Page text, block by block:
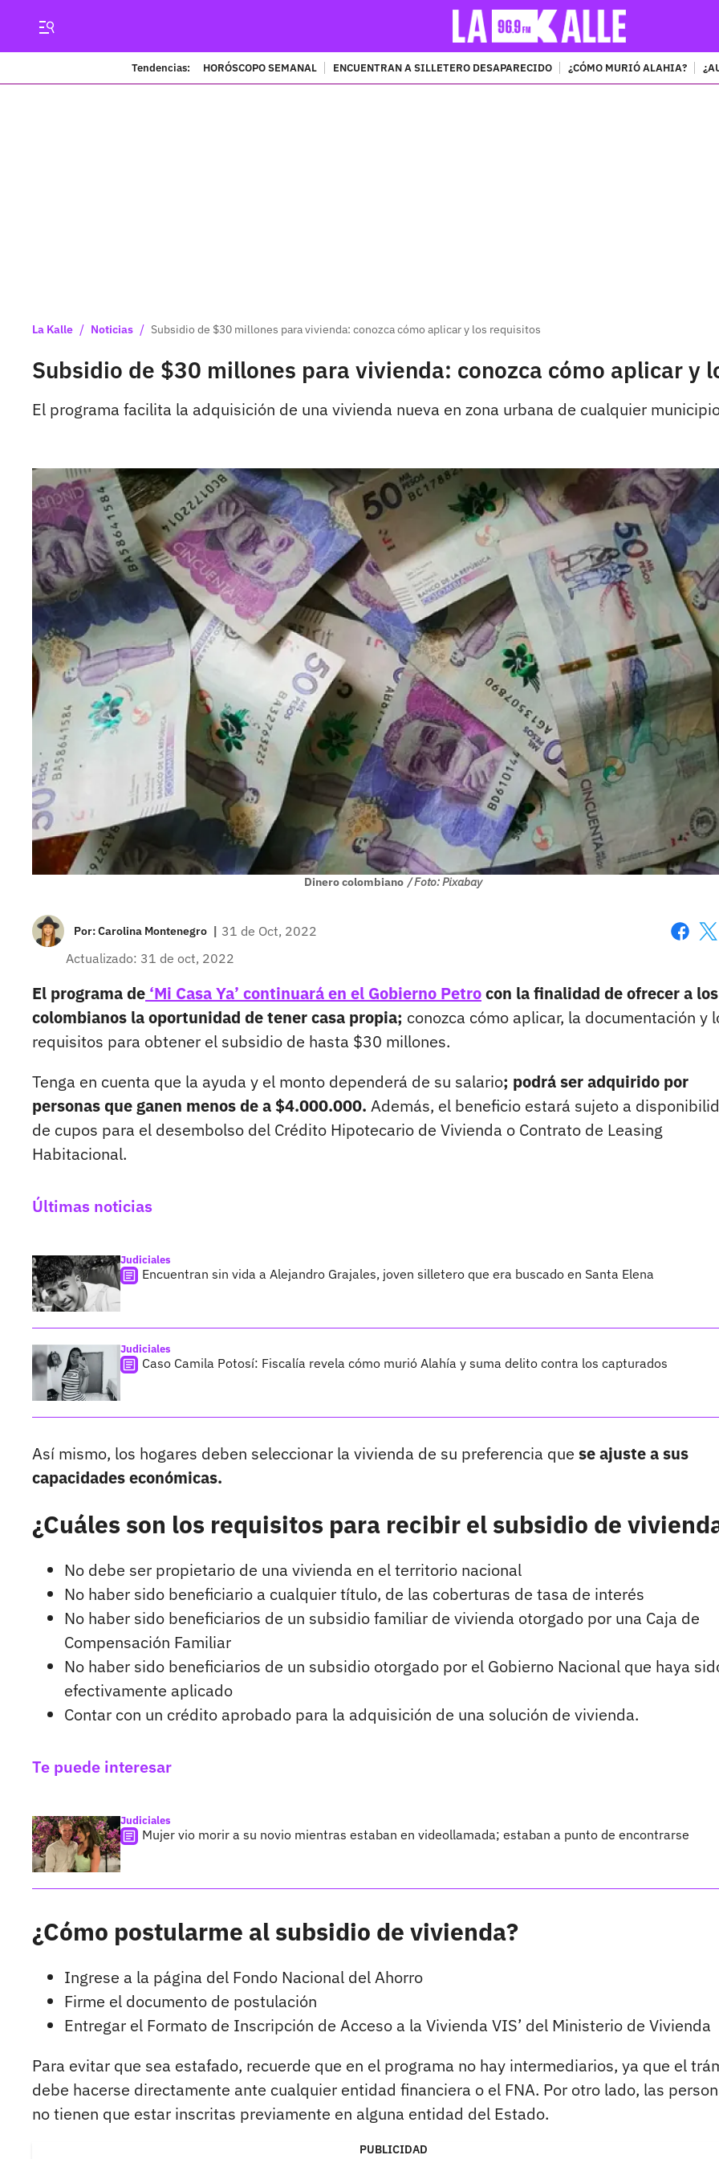
Tendencias: HORÓSCOPO SEMANAL ENCUENTRAN A SILLETERO DESAPARECIDO ¿CÓMO MURIÓ ALAHIA?
La Kalle / Noticias / Subsidio de $30 millones para vivienda: conozca cómo aplicar y los requisitos
Subsidio de $30 millones para vivienda: conozca cómo aplicar y
El programa facilita la adquisición de una vivienda nueva en zona urbana de cualquier
Dinero colombiano / Foto: Pixabay
Por:Carolina Montenegro | 31 de Oct, 2022
Actualizado: 31 de oct, 2022
El programa de ‘Mi Casa Ya’ continuará en el Gobierno Petrocon la finalidad de ofrecer a los
colombianos la oportunidad de tener casa propia; conozca cómo aplicar, la documentación y
requisitos para obtener el subsidio de hasta $30 millones.
Tenga en cuenta que la ayuda y el monto dependerá de su salario; podrá ser adquirido por
personas que ganen menos de a $4.000.000. Además, el beneficio estará sujeto a
de cupos para el desembolso del Crédito Hipotecario de Vivienda o Contrato de Leasing
Habitacional.
Últimas noticias
Judiciales
Encuentran sin vida a Alejandro Grajales, joven silletero que era buscado en Santa Elena
Judiciales
Caso Camila Potosí: Fiscalía revela cómo murió Alahía y suma delito contra los capturados
Así mismo, los hogares deben seleccionar la vivienda de su preferencia que se ajuste a sus
capacidades económicas.
¿Cuáles son los requisitos para recibir el subsidio de
No debe ser propietario de una vivienda en el territorio nacional
No haber sido beneficiario a cualquier título, de las coberturas de tasa de interés
No haber sido beneficiarios de un subsidio familiar de vivienda otorgado por una Caja de
Compensación Familiar
No haber sido beneficiarios de un subsidio otorgado por el Gobierno Nacional que haya
efectivamente aplicado
Contar con un crédito aprobado para la adquisición de una solución de vivienda.
Te puede interesar
Judiciales
Mujer vio morir a su novio mientras estaban en videollamada; estaban a punto de encontrarse
¿Cómo postularme al subsidio de vivienda?
Ingrese a la página del Fondo Nacional del Ahorro
Firme el documento de postulación
Entregar el Formato de Inscripción de Acceso a la Vivienda VIS’ del Ministerio de Vivienda
Para evitar que sea estafado, recuerde que en el programa no hay intermediarios, ya que el
debe hacerse directamente ante cualquier entidad financiera o el FNA. Por otro lado, las
no tienen que estar inscritas previamente en alguna entidad del Estado.
PUBLICIDAD